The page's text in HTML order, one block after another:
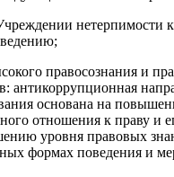
нетерпимости к
правосознания и
антикоррупционная
основана на
отношения к праву и
уровня правовых
формах поведения и